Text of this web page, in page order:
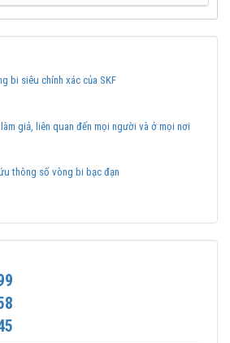
bi siêu chính xác của SKF
giả, liên quan đến mọi người và ở mọi nơi
thông số vòng bi bạc đạn